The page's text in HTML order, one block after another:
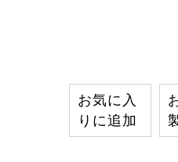
お気に入
りに追加